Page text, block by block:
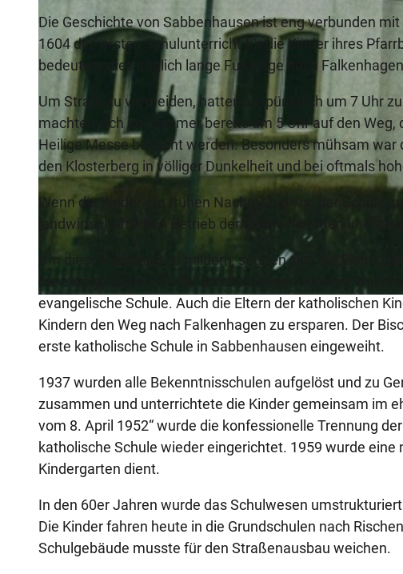
© Stadt Lügde, Tourist-Information Lügde | CC-BY-NC-ND
© Stadt Lügde, Tourist-Information Lügde | CC-BY-NC-ND
Die Geschichte von Sabbenhausen ist eng verbunden
1604 den ersten Schulunterricht für die Kinder ihres
bedeutete dies täglich lange Fußwege nach
Um Strafe zu vermeiden, hatten sie pünktlich um 7 Uhr
machten sich im Sommer bereits um 5 Uhr auf den
Heilige Messe besucht werden. Besonders mühsam
den Klosterberg in völliger Dunkelheit und bei oftmals
Wenn die Kinder am frühen Nachmittag von der Schule
landwirtschaftlichen Betrieb der Eltern mithelfen und
Um diesen Zustand zu mildern, setzten sich die Eltern
die evangelischen Kinder bereits in einem kleinen
evangelische Schule. Auch die Eltern der katholischen
Kindern den Weg nach Falkenhagen zu ersparen. Der
erste katholische Schule in Sabbenhausen eingeweiht.
1937 wurden alle Bekenntnisschulen aufgelöst und zu
zusammen und unterrichtete die Kinder gemeinsam im
vom 8. April 1952“ wurde die konfessionelle Trennung
katholische Schule wieder eingerichtet. 1959 wurde
Kindergarten dient.
In den 60er Jahren wurde das Schulwesen
Die Kinder fahren heute in die Grundschulen nach
Schulgebäude musste für den Straßenausbau weichen.